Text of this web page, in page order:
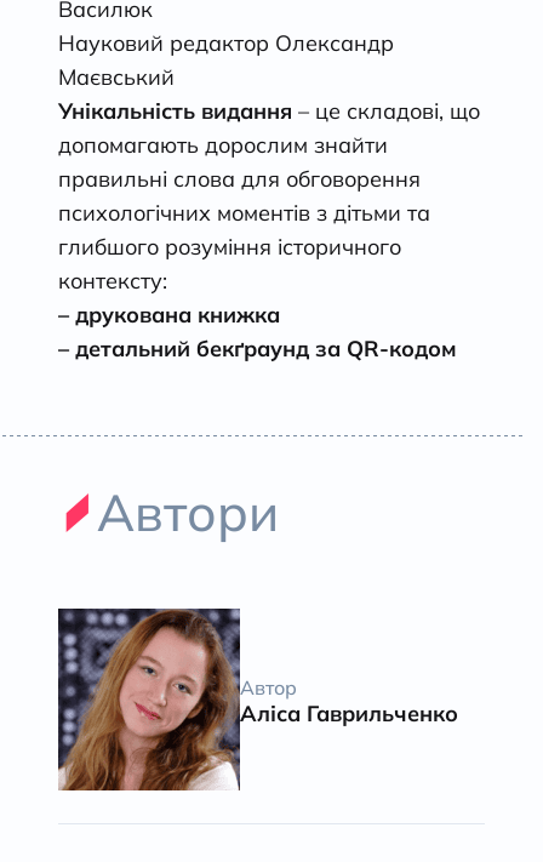
Василюк
Науковий редактор Олександр
Маєвський
Унікальність видання – це складові, що
допомагають дорослим знайти
правильні слова для обговорення
психологічних моментів з дітьми та
глибшого розуміння історичного
контексту:
– друкована книжка
– детальний бекґраунд за QR-кодом
Автори
Автор
Аліса Гаврильченко